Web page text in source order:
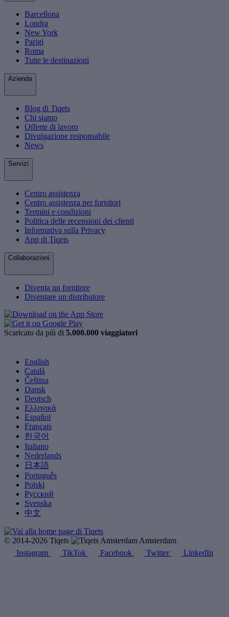
Barcellona
Londra
New York
Parigi
Roma
Tutte le destinazioni
Azienda
Blog di Tiqets
Chi siamo
Offerte di lavoro
Divulgazione responsabile
News
Servizi
Centro assistenza
Centro assistenza per fornitori
Termini e condizioni
Politica delle recensioni dei clienti
Informativa sulla Privacy
App di Tiqets
Collaborazioni
Diventa un fornitore
Diventare un distributore
Scaricato da più di 5.000.000 viaggiatori
English
Català
Čeština
Dansk
Deutsch
Ελληνικά
Español
Français
한국어
Italiano
Nederlands
日本語
Português
Polski
Русский
Svenska
中文
© 2014-2026 Tiqets
Amsterdam
Instagram
TikTok Facebook Twitter LinkedIn